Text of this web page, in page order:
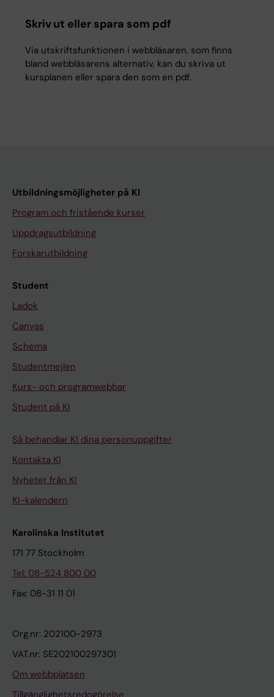
Skriv ut eller spara som pdf
Via utskriftsfunktionen i webbläsaren, som finns
bland webbläsarens alternativ, kan du skriva ut
kursplanen eller spara den som en pdf.
Utbildningsmöjligheter på KI
Program och fristående kurser
Uppdragsutbildning
Forskarutbildning
Student
Ladok
Canvas
Schema
Studentmejlen
Kurs- och programwebbar
Student på KI
Så behandlar KI dina personuppgifter
Kontakta KI
Nyheter från KI
KI-kalendern
Karolinska Institutet
171 77 Stockholm
Tel: 08-524 800 00
Fax: 08-31 11 01
Org.nr: 202100-2973
VAT.nr: SE202100297301
Om webbplatsen
Tillgänglighetsredogörelse